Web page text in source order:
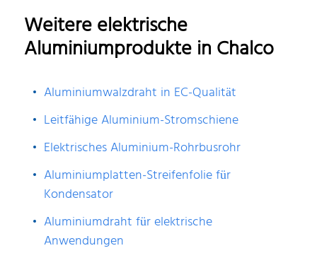
Weitere elektrische
Aluminiumprodukte in Chalco
Aluminiumwalzdraht in EC-Qualität
Leitfähige Aluminium-Stromschiene
Elektrisches Aluminium-Rohrbusrohr
Aluminiumplatten-Streifenfolie für
Kondensator
Aluminiumdraht für elektrische
Anwendungen